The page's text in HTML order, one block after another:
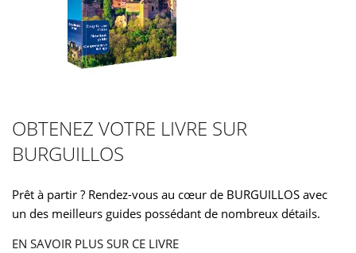
OBTENEZ VOTRE LIVRE SUR
BURGUILLOS
Prêt à partir ? Rendez-vous au cœur de BURGUILLOS avec
un des meilleurs guides possédant de nombreux détails.
EN SAVOIR PLUS SUR CE LIVRE